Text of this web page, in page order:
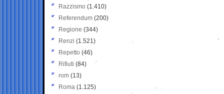
Razzismo (1.410)
Referendum (200)
Regione (344)
Renzi (1.521)
Repetto (46)
Rifiuti (84)
rom (13)
Roma (1.125)